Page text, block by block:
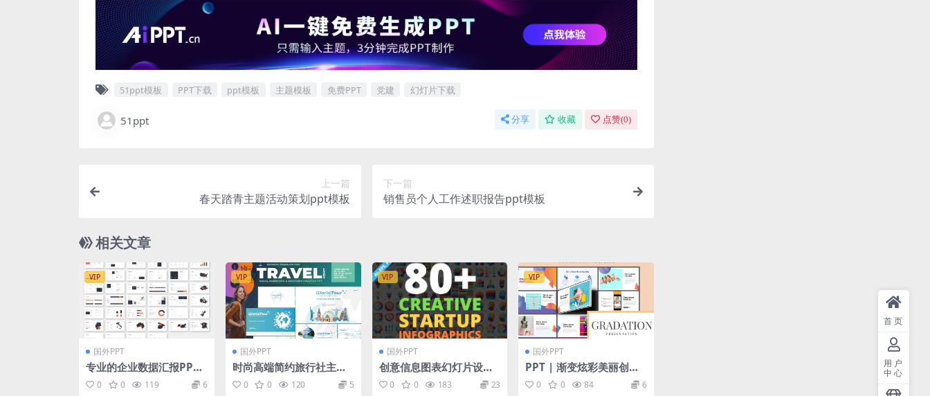
51ppt模板 PPT下载 ppt模板 主题模板 免费PPT 党建 幻灯片下载
51ppt 分享 收藏 点赞(0)
上一篇
春天踏青主题活动策划ppt模板
下一篇
销售员个人工作述职报告ppt模板
相关文章
VIP
国外PPT
专业的企业数据汇报PPT
模板
0 0 119 6
VIP
国外PPT
时尚高端简约旅行社主题k
eynote幻灯片演示模板
（key）
0 0 120 5
VIP
国外PPT
创意信息图表幻灯片设计
素材 Creative Infograp
hics. PSD Included!
0 0 183 23
VIP
国外PPT
PPT | 渐变炫彩美丽创意
极简主义演示文稿设计
0 0 84 6
首页
用户
中心